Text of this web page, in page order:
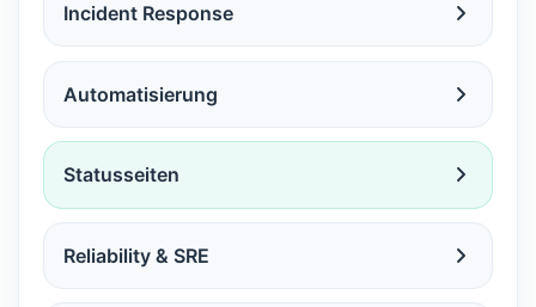
Incident Response
Automatisierung
Statusseiten
Reliability & SRE